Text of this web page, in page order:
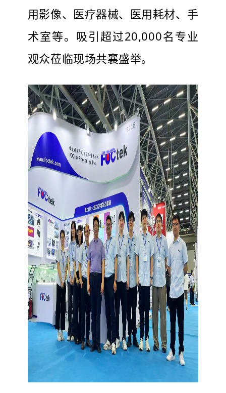
用影像、医疗器械、医用耗材、手
术室等。吸引超过20,000名专业
观众莅临现场共襄盛举。